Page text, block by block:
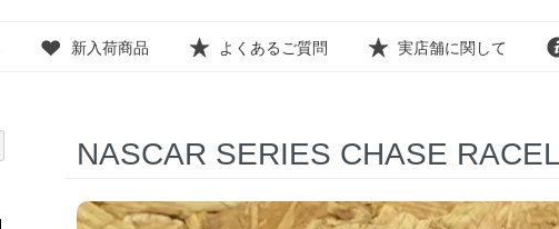
新入荷商品 よくあるご質問 実店舗に関して
NASCAR SERIES CHASE